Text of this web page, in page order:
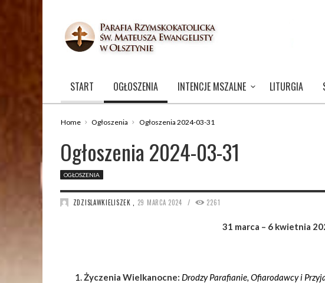
START OGŁOSZENIA INTENCJE MSZALNE LITURGIA
Home Ogłoszenia Ogłoszenia 2024-03-31
Ogłoszenia 2024-03-31
OGŁOSZENIA
ZDZISLAWKIELISZEK 29 MARCA 2024 / 2261
31 marca – 6 kwietnia
Życzenia Wielkanocne: Drodzy Parafianie, Ofiarodawcy i